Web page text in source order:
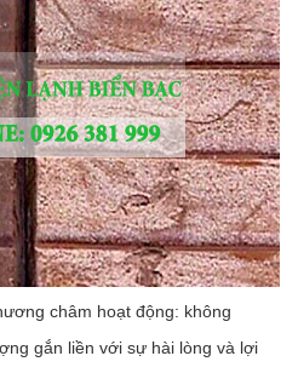
châm hoạt động: không
gắn liền với sự hài lòng và lợi